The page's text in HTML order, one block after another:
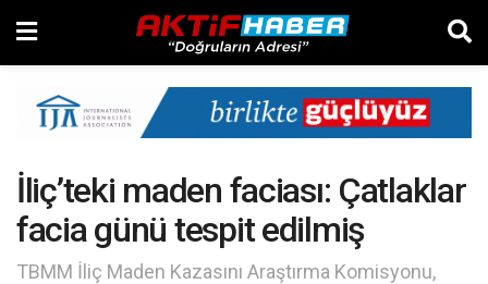
İliç’teki maden faciası: Çatlaklar
facia günü tespit edilmiş
TBMM İliç Maden Kazasını Araştırma Komisyonu,